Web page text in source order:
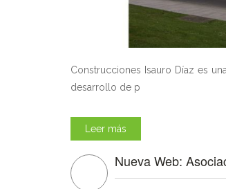
Construcciones Isauro Díaz es
desarrollo de p
Leer más
Nueva Web: